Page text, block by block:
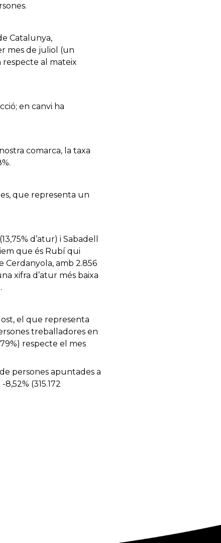
Catalunya,
mes de juliol (un
al mateix
en canvi ha
comarca, la taxa
que representa un
d’atur) i Sabadell
que és Rubí qui
Cerdanyola, amb 2.856
xifra d’atur més baixa
el que representa
treballadores en
respecte el mes
persones apuntades a
(315.172